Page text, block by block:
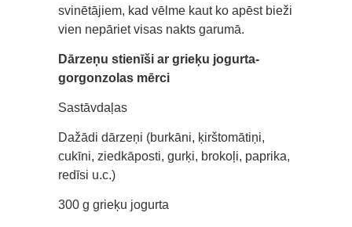
svinētājiem, kad vēlme kaut ko apēst bieži
vien nepāriet visas nakts garumā.
Dārzeņu stienīši ar grieķu jogurta-
gorgonzolas mērci
Sastāvdaļas
Dažādi dārzeņi (burkāni, ķirštomātiņi,
cukīni, ziedkāposti, gurķi, brokoļi, paprika,
redīsi u.c.)
300 g grieķu jogurta